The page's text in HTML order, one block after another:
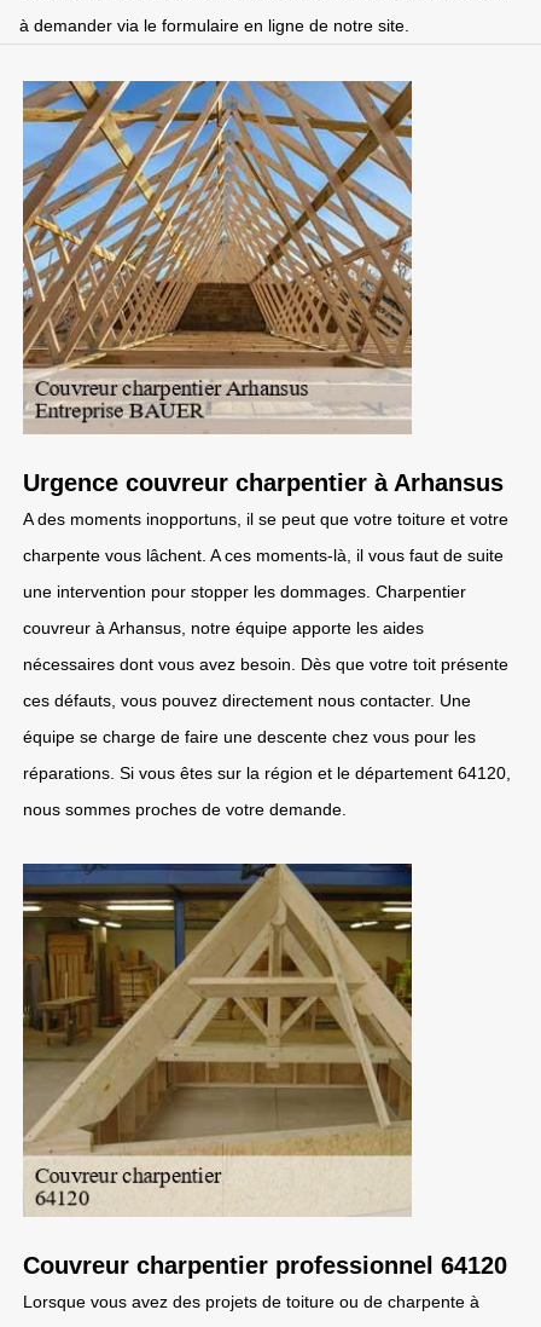
à demander via le formulaire en ligne de notre site.
Urgence couvreur charpentier à Arhansus
A des moments inopportuns, il se peut que votre toiture et votre
charpente vous lâchent. A ces moments-là, il vous faut de suite
une intervention pour stopper les dommages. Charpentier
couvreur à Arhansus, notre équipe apporte les aides
nécessaires dont vous avez besoin. Dès que votre toit présente
ces défauts, vous pouvez directement nous contacter. Une
équipe se charge de faire une descente chez vous pour les
réparations. Si vous êtes sur la région et le département 64120,
nous sommes proches de votre demande.
Couvreur charpentier professionnel 64120
Lorsque vous avez des projets de toiture ou de charpente à